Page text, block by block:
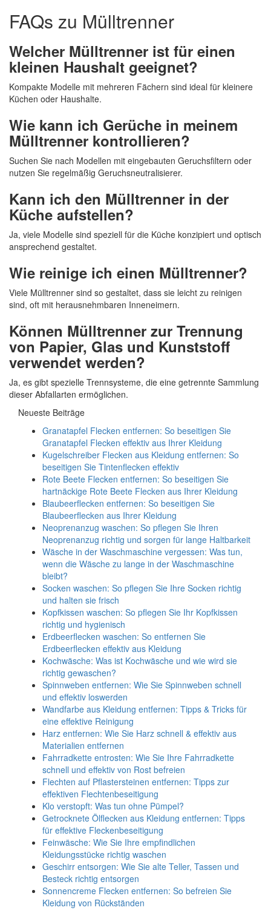
FAQs zu Mülltrenner
Welcher Mülltrenner ist für einen
kleinen Haushalt geeignet?
Kompakte Modelle mit mehreren Fächern sind ideal für kleinere
Küchen oder Haushalte.
Wie kann ich Gerüche in meinem
Mülltrenner kontrollieren?
Suchen Sie nach Modellen mit eingebauten Geruchsfiltern oder
nutzen Sie regelmäßig Geruchsneutralisierer.
Kann ich den Mülltrenner in der
Küche aufstellen?
Ja, viele Modelle sind speziell für die Küche konzipiert und optisch
ansprechend gestaltet.
Wie reinige ich einen Mülltrenner?
Viele Mülltrenner sind so gestaltet, dass sie leicht zu reinigen
sind, oft mit herausnehmbaren Inneneimern.
Können Mülltrenner zur Trennung
von Papier, Glas und Kunststoff
verwendet werden?
Ja, es gibt spezielle Trennsysteme, die eine getrennte Sammlung
dieser Abfallarten ermöglichen.
Neueste Beiträge
Granatapfel Flecken entfernen: So beseitigen Sie
Granatapfel Flecken effektiv aus Ihrer Kleidung
Kugelschreiber Flecken aus Kleidung entfernen: So
beseitigen Sie Tintenflecken effektiv
Rote Beete Flecken entfernen: So beseitigen Sie
hartnäckige Rote Beete Flecken aus Ihrer Kleidung
Blaubeerflecken entfernen: So beseitigen Sie
Blaubeerflecken aus Ihrer Kleidung
Neoprenanzug waschen: So pflegen Sie Ihren
Neoprenanzug richtig und sorgen für lange Haltbarkeit
Wäsche in der Waschmaschine vergessen: Was tun,
wenn die Wäsche zu lange in der Waschmaschine
bleibt?
Socken waschen: So pflegen Sie Ihre Socken richtig
und halten sie frisch
Kopfkissen waschen: So pflegen Sie Ihr Kopfkissen
richtig und hygienisch
Erdbeerflecken waschen: So entfernen Sie
Erdbeerflecken effektiv aus Kleidung
Kochwäsche: Was ist Kochwäsche und wie wird sie
richtig gewaschen?
Spinnweben entfernen: Wie Sie Spinnweben schnell
und effektiv loswerden
Wandfarbe aus Kleidung entfernen: Tipps & Tricks für
eine effektive Reinigung
Harz entfernen: Wie Sie Harz schnell & effektiv aus
Materialien entfernen
Fahrradkette entrosten: Wie Sie Ihre Fahrradkette
schnell und effektiv von Rost befreien
Flechten auf Pflastersteinen entfernen: Tipps zur
effektiven Flechtenbeseitigung
Klo verstopft: Was tun ohne Pümpel?
Getrocknete Ölflecken aus Kleidung entfernen: Tipps
für effektive Fleckenbeseitigung
Feinwäsche: Wie Sie Ihre empfindlichen
Kleidungsstücke richtig waschen
Geschirr entsorgen: Wie Sie alte Teller, Tassen und
Besteck richtig entsorgen
Sonnencreme Flecken entfernen: So befreien Sie
Kleidung von Rückständen